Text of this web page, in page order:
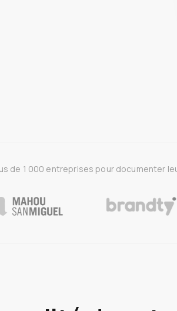
de 1 000 entreprises pour documenter